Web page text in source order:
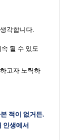
각합니다.
될 수 있도
고자 노력하
적이 없거든.
인생에서